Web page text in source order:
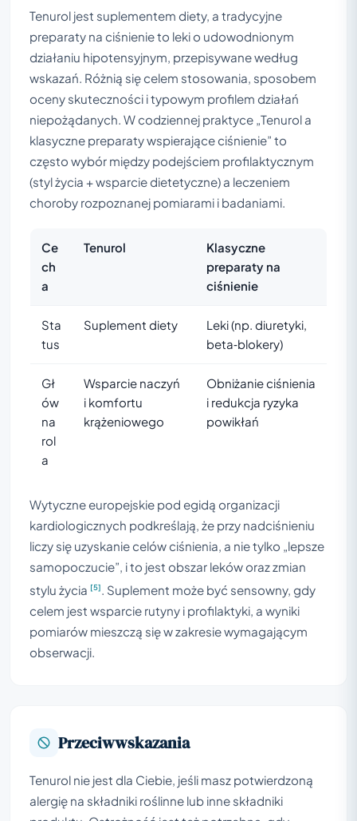
Tenurol jest suplementem diety, a tradycyjne
preparaty na ciśnienie to leki o udowodnionym
działaniu hipotensyjnym, przepisywane według
wskazań. Różnią się celem stosowania, sposobem
oceny skuteczności i typowym profilem działań
niepożądanych. W codziennej praktyce „Tenurol a
klasyczne preparaty wspierające ciśnienie” to
często wybór między podejściem profilaktycznym
(styl życia + wsparcie dietetyczne) a leczeniem
choroby rozpoznanej pomiarami i badaniami.
Ce
ch
a
Tenurol
Klasyczne
preparaty na
ciśnienie
Sta
tus
Suplement diety
Leki (np. diuretyki,
beta‑blokery)
Gł
ów
na
rol
a
Wsparcie naczyń
i komfortu
krążeniowego
Obniżanie ciśnienia
i redukcja ryzyka
powikłań
Wytyczne europejskie pod egidą organizacji
kardiologicznych podkreślają, że przy nadciśnieniu
liczy się uzyskanie celów ciśnienia, a nie tylko „lepsze
samopoczucie”, i to jest obszar leków oraz zmian
stylu życia [5]
. Suplement może być sensowny, gdy
celem jest wsparcie rutyny i profilaktyki, a wyniki
pomiarów mieszczą się w zakresie wymagającym
obserwacji.
Przeciwwskazania
Tenurol nie jest dla Ciebie, jeśli masz potwierdzoną
alergię na składniki roślinne lub inne składniki